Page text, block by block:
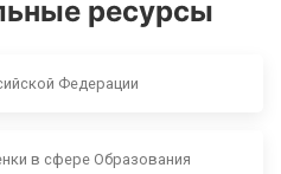
ресурсы
Федерации
в сфере Образования